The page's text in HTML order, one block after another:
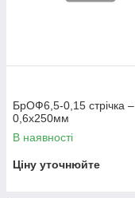
БрОФ6,5-0,15 стрічка –
0,6х250мм
В наявності
Ціну уточнюйте